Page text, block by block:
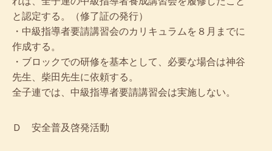
と認定する。（修了証の発行）
・中級指導者要請講習会のカリキュラムを８月までに
作成する。
・ブロックでの研修を基本として、必要な場合は神谷
先生、柴田先生に依頼する。
全子連では、中級指導者要請講習会は実施しない。
Ｄ 安全普及啓発活動